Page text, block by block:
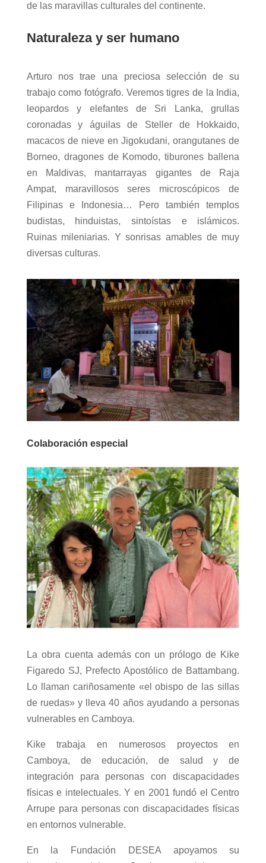
de las maravillas culturales del continente.
Naturaleza y ser humano
Arturo nos trae una preciosa selección de su
trabajo como fotógrafo. Veremos tigres de la India,
leopardos y elefantes de Sri Lanka, grullas
coronadas y águilas de Steller de Hokkaido,
macacos de nieve en Jigokudani, orangutanes de
Borneo, dragones de Komodo, tiburones ballena
en Maldivas, mantarrayas gigantes de Raja
Ampat, maravillosos seres microscópicos de
Filipinas e Indonesia… Pero también templos
budistas, hinduistas, sintoístas e islámicos.
Ruinas mileniarias. Y sonrisas amables de muy
diversas culturas.
Colaboración especial
La obra cuenta además con un prólogo de Kike
Figaredo SJ, Prefecto Apostólico de Battambang.
Lo llaman cariñosamente «el obispo de las sillas
de ruedas» y lleva 40 años ayudando a personas
vulnerables en Camboya.
Kike trabaja en numerosos proyectos en
Camboya, de educación, de salud y de
integración para personas con discapacidades
físicas e intelectuales. Y en 2001 fundó el Centro
Arrupe para personas con discapacidades físicas
en entornos vulnerable.
En la Fundación DESEA apoyamos su